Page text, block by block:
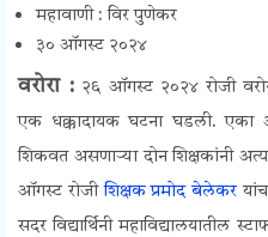
महावाणी : विर पुणेकर
३० ऑगस्ट २०२४
वरोरा : २६ ऑगस्ट २०२४ रोजी
एक धक्कादायक घटना घडली. एका
शिकवत असणाऱ्या दोन शिक्षकांनी
ऑगस्ट रोजीशिक्षक प्रमोद बेलेकर
सदर विद्यार्थिनी महाविद्यालयातील